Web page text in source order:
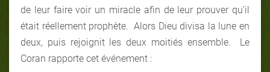
de leur faire voir un miracle afin de leur prouver qu’il
était réellement prophète. Alors Dieu divisa la lune en
deux, puis rejoignit les deux moitiés ensemble. Le
Coran rapporte cet événement :